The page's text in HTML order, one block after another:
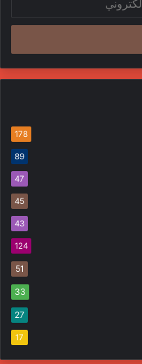
178
89
47
45
43
124
51
33
27
17